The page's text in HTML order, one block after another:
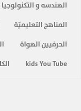
الهندسه و
المناهج التعليميّة
الحرفيين الهواة
kids You Tube